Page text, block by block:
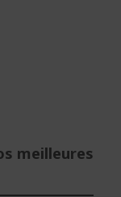
meilleures